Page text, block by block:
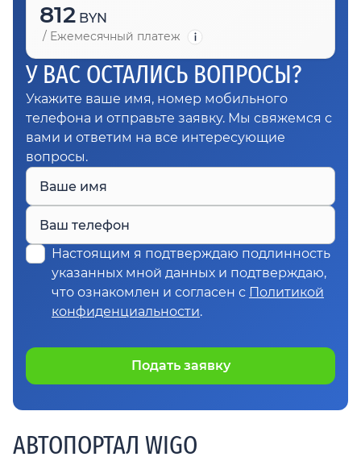
812 BYN
/ Ежемесячный платеж
У ВАС ОСТАЛИСЬ ВОПРОСЫ?
Укажите ваше имя, номер мобильного
телефона и отправьте заявку. Мы свяжемся с
вами и ответим на все интересующие
вопросы.
Ваше имя
Ваш телефон
Настоящим я подтверждаю подлинность
указанных мной данных и подтверждаю,
что ознакомлен и согласен с Политикой
конфиденциальности.
Подать заявку
АВТОПОРТАЛ WIGO